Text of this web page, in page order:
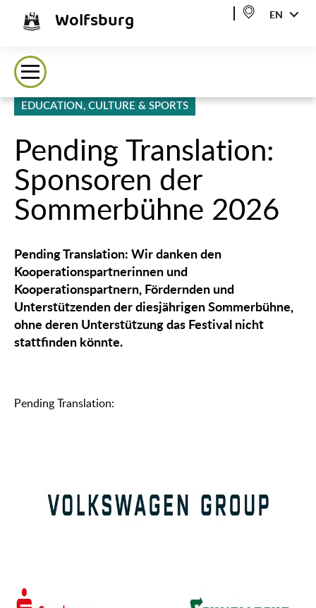
Wolfsburg EN
EDUCATION, CULTURE & SPORTS
᠎Pending Translation:
Sponsoren der
Sommerbühne 2026
᠎Pending Translation: Wir danken den
Kooperationspartnerinnen und
Kooperationspartnern, Fördernden und
Unterstützenden der diesjährigen Sommerbühne,
ohne deren Unterstützung das Festival nicht
stattfinden könnte.
᠎Pending Translation: